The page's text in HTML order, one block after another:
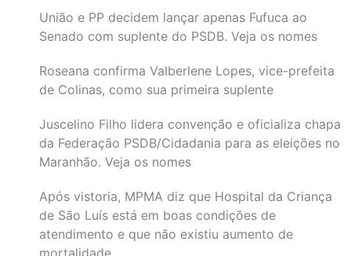
União e PP decidem lançar apenas Fufuca ao
Senado com suplente do PSDB. Veja os nomes
Roseana confirma Valberlene Lopes, vice-prefeita
de Colinas, como sua primeira suplente
Juscelino Filho lidera convenção e oficializa chapa
da Federação PSDB/Cidadania para as eleições no
Maranhão. Veja os nomes
Após vistoria, MPMA diz que Hospital da Criança
de São Luís está em boas condições de
atendimento e que não existiu aumento de